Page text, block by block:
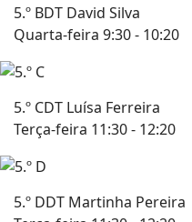
5.º BDT David Silva
Quarta-feira 9:30 - 10:20
5.º CDT Luísa Ferreira
Terça-feira 11:30 - 12:20
5.º DDT Martinha Pereira